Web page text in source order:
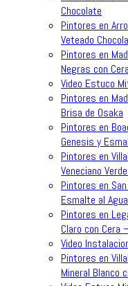
Chocolate
Pintores en
Veteado
Pintores en
Negras con Cera
Video Estuco
Pintores en
Brisa de Osaka
Pintores en
Genesis y
Pintores en
Veneciano
Pintores en
Esmalte al
Pintores en
Claro con Cera
Video
Pintores en
Mineral Blanco